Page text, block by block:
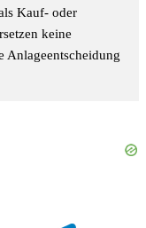
Kauf- oder
keine
Anlageentscheidung